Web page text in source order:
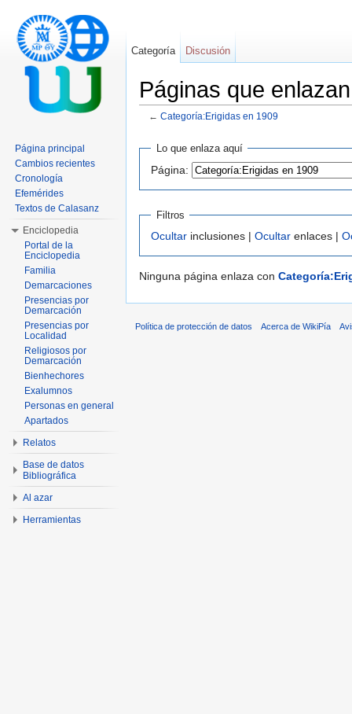
Páginas que
← Categoría:Erigidas en 1909
Lo que enlaza aquí
Página:
Filtros
Ocultar inclusiones | Ocultar enlaces |
Ninguna página enlaza con
Categoría Discusión
Página principal
Cambios recientes
Cronología
Efemérides
Textos de Calasanz
Enciclopedia
Portal de la
Enciclopedia
Familia
Demarcaciones
Presencias por
Demarcación
Presencias por
Localidad
Religiosos por
Demarcación
Bienhechores
Exalumnos
Personas en general
Apartados
Relatos
Base de datos
Bibliográfica
Al azar
Herramientas
Política de protección de datos Acerca de WikiPía